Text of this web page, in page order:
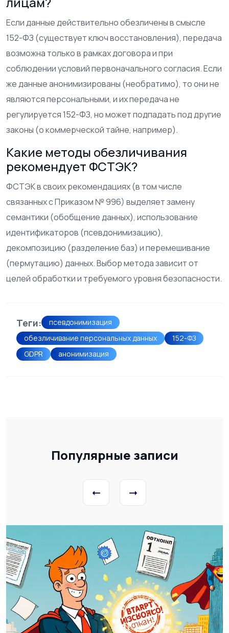
Если данные действительно обезличены в смысле
152-ФЗ (существует ключ восстановления), передача
возможна только в рамках договора и при
соблюдении условий первоначального согласия. Если
же данные анонимизированы (необратимо), то они не
являются персональными, и их передача не
регулируется 152-ФЗ, но может подпадать под другие
законы (о коммерческой тайне, например).
Какие методы обезличивания
рекомендует ФСТЭК?
ФСТЭК в своих рекомендациях (в том числе
связанных с Приказом № 996) выделяет замену
семантики (обобщение данных), использование
идентификаторов (псевдонимизацию),
декомпозицию (разделение баз) и перемешивание
(пермутацию) данных. Выбор метода зависит от
целей обработки и требуемого уровня безопасности.
Теги:
псевдонимизация
обезличивание персональных данных
152-ФЗ
GDPR
анонимизация
Популярные записи